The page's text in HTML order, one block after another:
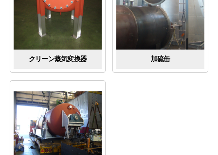
クリーン蒸気変換器 加硫缶